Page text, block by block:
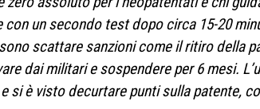
con un secondo test dopo circa 15-20
scattare sanzioni come il ritiro della
dai militari e sospendere per 6 mesi.
si è visto decurtare punti sulla patente,